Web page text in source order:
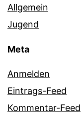
Allgemein
Jugend
Meta
Anmelden
Eintrags-Feed
Kommentar-Feed